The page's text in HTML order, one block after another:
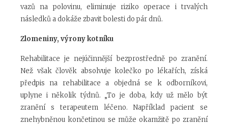
vazů na polovinu, eliminuje riziko operace i trvalých
následků a dokáže zbavit bolesti do pár dnů.
Zlomeniny, výrony kotníku
Rehabilitace je nejúčinnější bezprostředně po zranění.
Než však člověk absolvuje kolečko po lékařích, získá
předpis na rehabilitace a objedná se k odborníkovi,
uplyne i několik týdnů. „To je doba, kdy už mělo být
zranění s terapeutem léčeno. Například pacient se
znehybněnou končetinou se může okamžitě po zranění